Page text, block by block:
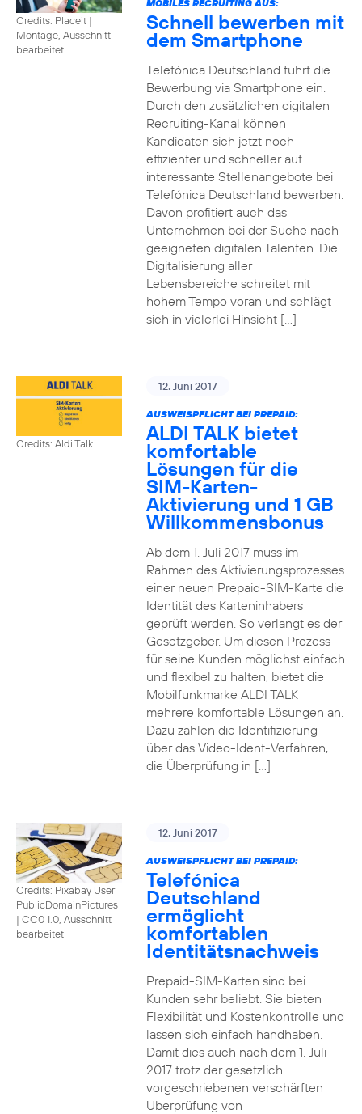
Credits: Placeit |
Montage, Ausschnitt
bearbeitet
MOBILES RECRUITING AUS:
Schnell bewerben mit
dem Smartphone
Telefónica Deutschland führt die
Bewerbung via Smartphone ein.
Durch den zusätzlichen digitalen
Recruiting-Kanal können
Kandidaten sich jetzt noch
effizienter und schneller auf
interessante Stellenangebote bei
Telefónica Deutschland bewerben.
Davon profitiert auch das
Unternehmen bei der Suche nach
geeigneten digitalen Talenten. Die
Digitalisierung aller
Lebensbereiche schreitet mit
hohem Tempo voran und schlägt
sich in vielerlei Hinsicht […]
Credits: Aldi Talk
12. Juni 2017
AUSWEISPFLICHT BEI PREPAID:
ALDI TALK bietet
komfortable
Lösungen für die
SIM-Karten-
Aktivierung und 1 GB
Willkommensbonus
Ab dem 1. Juli 2017 muss im
Rahmen des Aktivierungsprozesses
einer neuen Prepaid-SIM-Karte die
Identität des Karteninhabers
geprüft werden. So verlangt es der
Gesetzgeber. Um diesen Prozess
für seine Kunden möglichst einfach
und flexibel zu halten, bietet die
Mobilfunkmarke ALDI TALK
mehrere komfortable Lösungen an.
Dazu zählen die Identifizierung
über das Video-Ident-Verfahren,
die Überprüfung in […]
Credits: Pixabay User
PublicDomainPictures
| CC0 1.0, Ausschnitt
bearbeitet
12. Juni 2017
AUSWEISPFLICHT BEI PREPAID:
Telefónica
Deutschland
ermöglicht
komfortablen
Identitätsnachweis
Prepaid-SIM-Karten sind bei
Kunden sehr beliebt. Sie bieten
Flexibilität und Kostenkontrolle und
lassen sich einfach handhaben.
Damit dies auch nach dem 1. Juli
2017 trotz der gesetzlich
vorgeschriebenen verschärften
Überprüfung von